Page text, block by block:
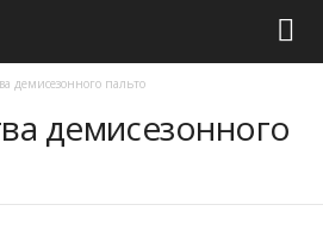
демисезонного пальто
демисезонного